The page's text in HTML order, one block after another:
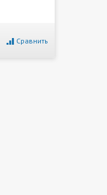
Сравнить